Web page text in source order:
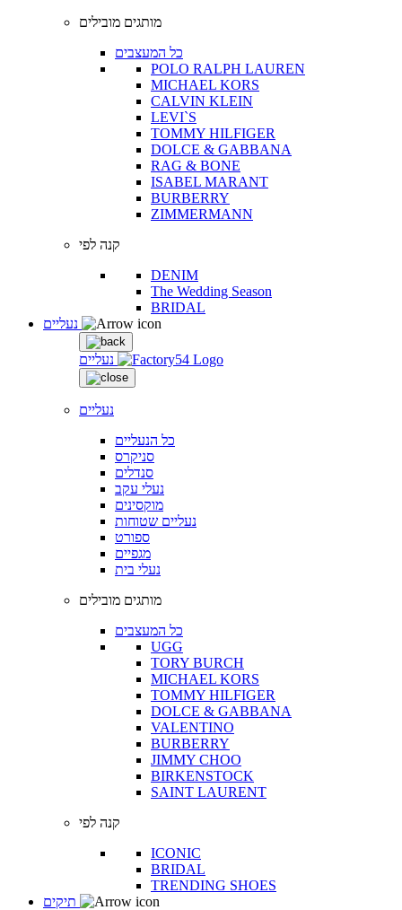
מותגים מובילים
כל המעצבים
POLO RALPH LAUREN
MICHAEL KORS
CALVIN KLEIN
LEVI`S
TOMMY HILFIGER
DOLCE & GABBANA
RAG & BONE
ISABEL MARANT
BURBERRY
ZIMMERMANN
קנה לפי
DENIM
The Wedding Season
BRIDAL
נעליים
נעליים
כל הנעליים
סניקרס
סנדלים
נעלי עקב
מוקסינים
נעליים שטוחות
ספורט
מגפיים
נעלי בית
מותגים מובילים
כל המעצבים
UGG
TORY BURCH
MICHAEL KORS
TOMMY HILFIGER
DOLCE & GABBANA
VALENTINO
BURBERRY
JIMMY CHOO
BIRKENSTOCK
SAINT LAURENT
קנה לפי
ICONIC
BRIDAL
TRENDING SHOES